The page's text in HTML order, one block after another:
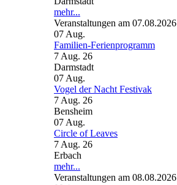
mehr...
Veranstaltungen am 07.08.2026
07 Aug.
Familien-Ferienprogramm
7 Aug. 26
Darmstadt
07 Aug.
Vogel der Nacht Festivak
7 Aug. 26
Bensheim
07 Aug.
Circle of Leaves
7 Aug. 26
Erbach
mehr...
Veranstaltungen am 08.08.2026